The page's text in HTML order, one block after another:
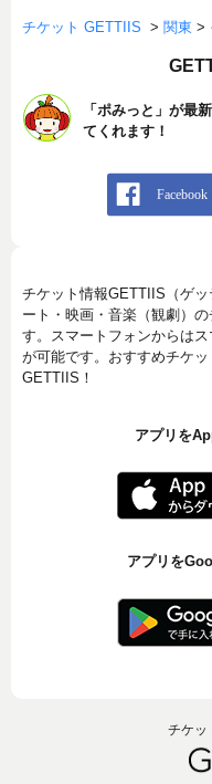
チケット GETTIIS > 関東 >
「ポみっと」が最
てくれます！
チケット情報GETTIIS（ゲ
ート・映画・音楽（観劇）
す。スマートフォンからは
が可能です。おすすめチケ
GETTIIS！
アプリを
アプリを
チケッ